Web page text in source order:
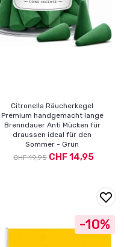
Citronella Räucherkegel
Premium handgemacht lange
Brenndauer Anti Mücken für
draussen ideal für den
Sommer - Grün
CHF 19,95 CHF 14,95
-10%